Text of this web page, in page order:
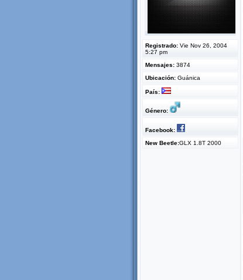
Registrado: Vie Nov 26, 2004
5:27 pm
Mensajes: 3874
Ubicación: Guánica
País:
Género:
Facebook:
New Beetle:GLX 1.8T 2000